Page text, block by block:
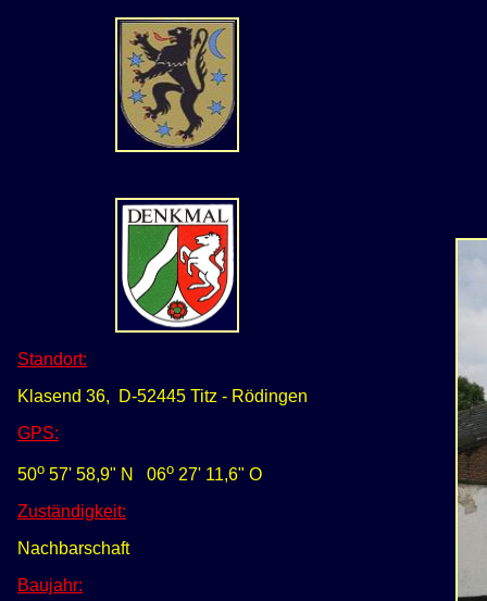
Standort:
Klasend 36, D-52445 Titz - Rödingen
GPS:
50o 57' 58,9" N 06o 27' 11,6" O
Zuständigkeit:
Nachbarschaft
Baujahr: